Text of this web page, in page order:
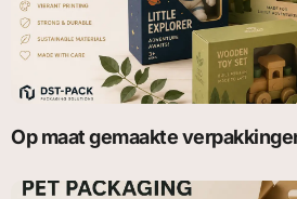
Op maat gemaakte